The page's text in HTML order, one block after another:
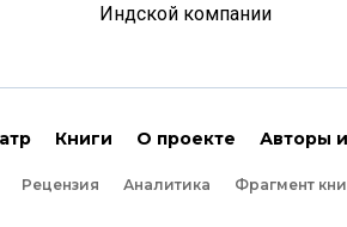
Индской компании
Книги О проекте Авторы
Рецензия Аналитика Фрагмент